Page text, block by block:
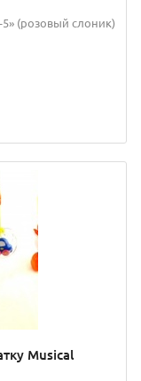
5» (розовый слоник)
Musical